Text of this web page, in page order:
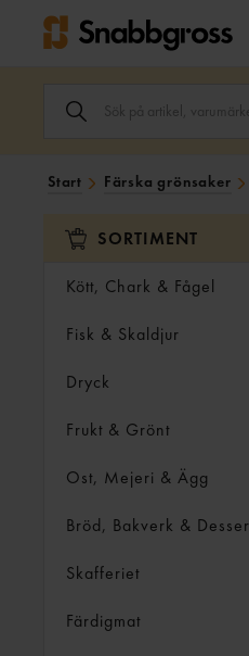
ARTIKEL,
ARTIKELNUMMER
SÖK
FÄLTET.
Start Färska grönsaker
SORTIMENT
Kött, Chark & Fågel
Fisk & Skaldjur
Dryck
Frukt & Grönt
Ost, Mejeri & Ägg
Bröd, Bakverk &
Skafferiet
Färdigmat